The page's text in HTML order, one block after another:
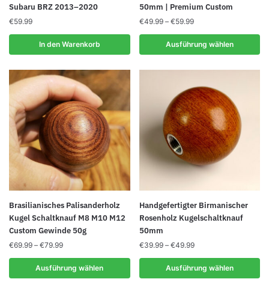
Subaru BRZ 2013–2020
€59.99
In den Warenkorb
50mm | Premium Custom
€49.99 – €59.99Preisspanne:
bis
€59.99
Ausführung wählen
weist
mehrere
Varianten
auf.
der
Produktseite
gewählt
werden
Brasilianisches Palisanderholz
Kugel Schaltknauf M8 M10 M12
Custom Gewinde 50g
€69.99 – €79.99Preisspanne:
€69.99
bis
€79.99
Ausführung wählen
Dieses
Produkt
weist
mehrere
Varianten
auf.
Handgefertigter Birmanischer
Rosenholz Kugelschaltknauf
50mm
€39.99 – €49.99Preisspanne:
€39.99
bis
€49.99
Ausführung wählen
Dieses
Produkt
weist
mehrere
Varianten
auf.